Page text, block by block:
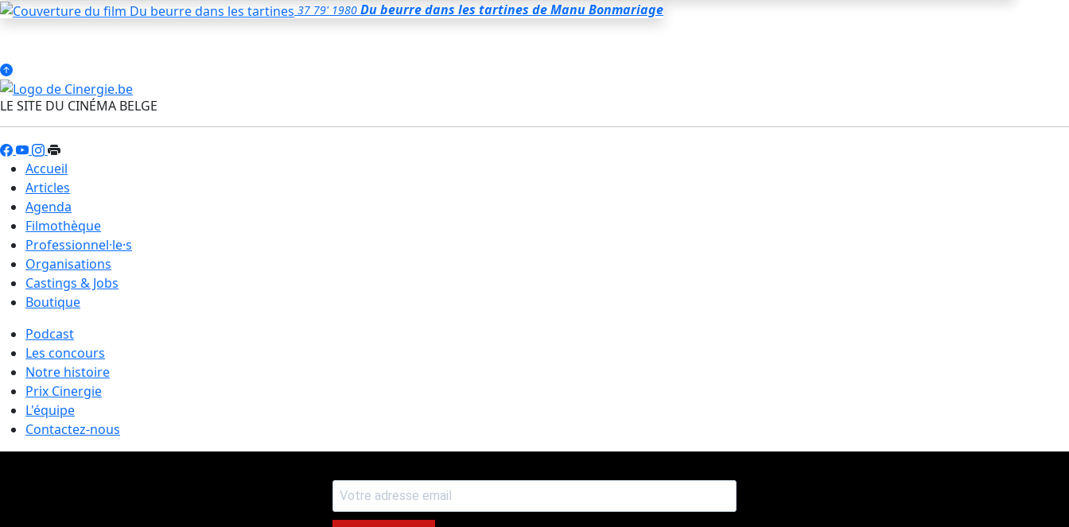
37 79' 1980 Du beurre dans les tartines de Manu Bonmariage
LE SITE DU CINÉMA BELGE
Accueil
Articles
Agenda
Filmothèque
Professionnel·le·s
Organisations
Castings & Jobs
Boutique
Podcast
Les concours
Notre histoire
Prix Cinergie
L'équipe
Contactez-nous